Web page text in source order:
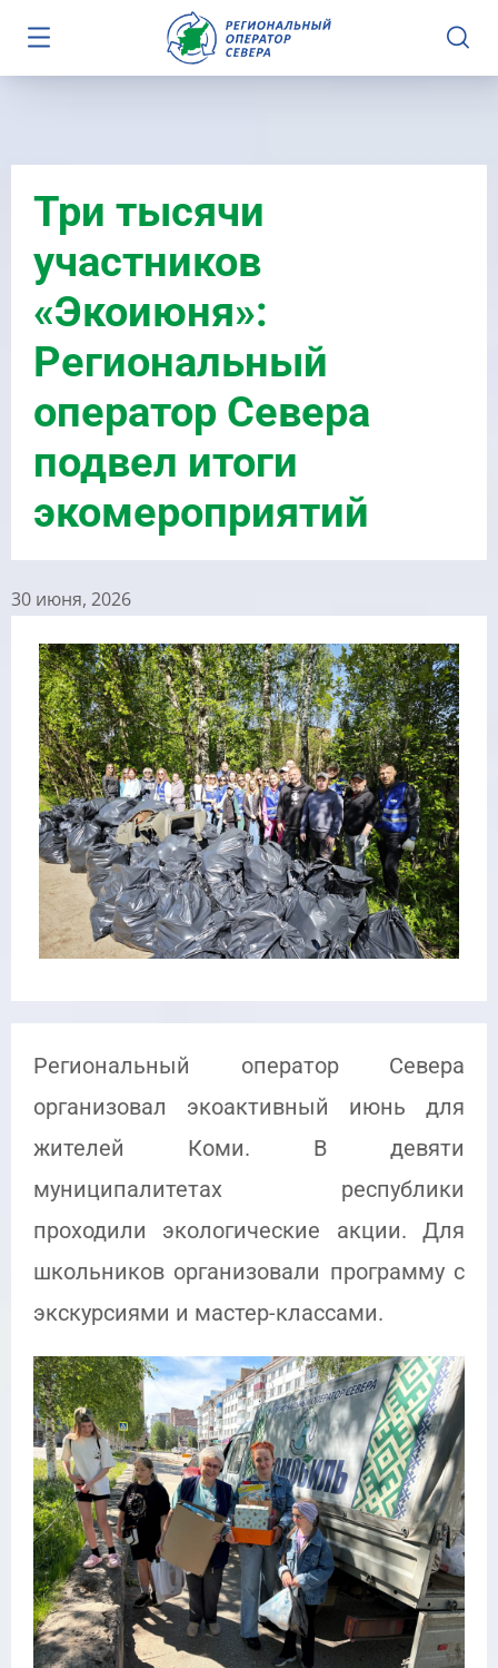
Три тысячи
участников
«Экоиюня»:
Региональный
оператор Севера
подвел итоги
экомероприятий
30 июня, 2026
Региональный оператор Севера
организовал экоактивный июнь для
жителей Коми. В девяти
муниципалитетах республики
проходили экологические акции. Для
школьников организовали программу с
экскурсиями и мастер-классами.